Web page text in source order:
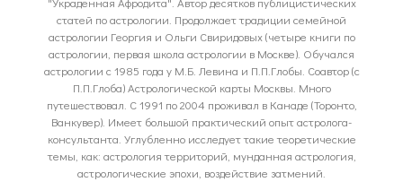
статей по астрологии. Продолжает традиции семейной
астрологии Георгия и Ольги Свиридовых (четыре книги по
астрологии, первая школа астрологии в Москве). Обучался
астрологии с 1985 года у М.Б. Левина и П.П.Глобы. Соавтор (с
П.П.Глоба) Астрологической карты Москвы. Много
путешествовал. С 1991 по 2004 проживал в Канаде (Торонто,
Ванкувер). Имеет большой практический опыт астролога-
консультанта. Углубленно исследует такие теоретические
темы, как: астрология территорий, мунданная астрология,
астрологические эпохи, воздействие затмений.